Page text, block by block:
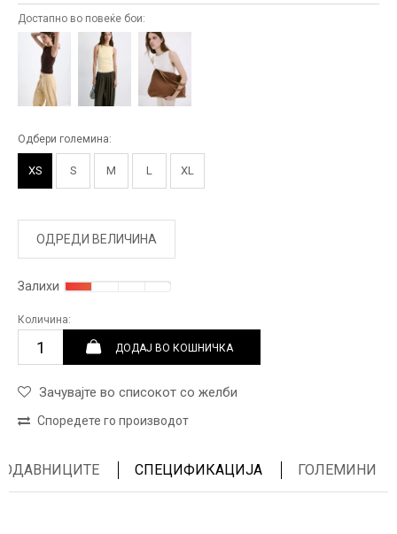
Достапно во повеќе бои:
Одбери големина:
XS S M L XL
ОДРЕДИ ВЕЛИЧИНА
Залихи
Количина:
ДОДАЈ ВО КОШНИЧКА
Зачувајте во списокот со желби
Споредете го производот
СПЕЦИФИКАЦИЈА ГОЛЕМИНИ